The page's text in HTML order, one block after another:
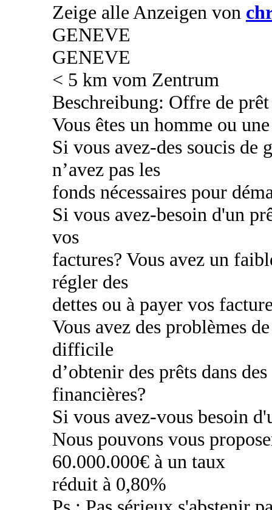
Zeige alle Anzeigen von
GENEVE
GENEVE
< 5 km vom Zentrum
Beschreibung: Offre de
Vous êtes un homme ou
Si vous avez-des soucis de
n’avez pas les
fonds nécessaires pour
Si vous avez-besoin d'un
vos
factures? Vous avez un
régler des
dettes ou à payer vos
Vous avez des problèmes
difficile
d’obtenir des prêts dans
financières?
Si vous avez-vous besoin
Nous pouvons vous
60.000.000€ à un taux
réduit à 0,80%